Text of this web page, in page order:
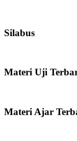
Silabus
Materi Uji
Materi Ajar